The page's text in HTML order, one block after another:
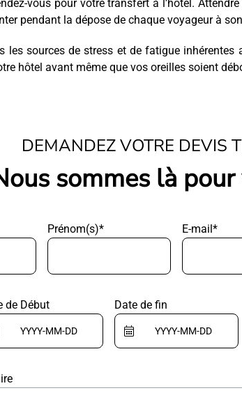
vous pour votre transfert à l’hôtel.
pendant la dépose de chaque voyageur à
les sources de stress et de fatigue
hôtel avant même que vos oreilles soient
DEMANDEZ VOTRE DEVIS
sommes là
Prénom(s)* E-mail*
de Début Date de fin